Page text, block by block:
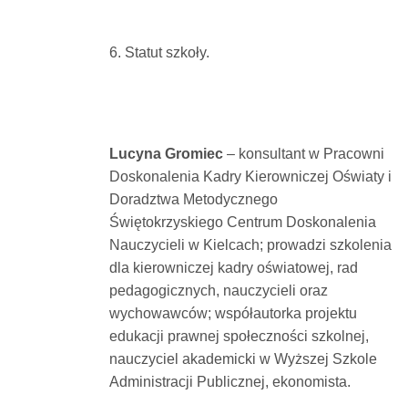
6. Statut szkoły.
Lucyna Gromiec– konsultant w Pracowni
Doskonalenia Kadry Kierowniczej Oświaty i
Doradztwa Metodycznego
Świętokrzyskiego Centrum Doskonalenia
Nauczycieli w Kielcach; prowadzi szkolenia
dla kierowniczej kadry oświatowej, rad
pedagogicznych, nauczycieli oraz
wychowawców; współautorka projektu
edukacji prawnej społeczności szkolnej,
nauczyciel akademicki w Wyższej Szkole
Administracji Publicznej, ekonomista.